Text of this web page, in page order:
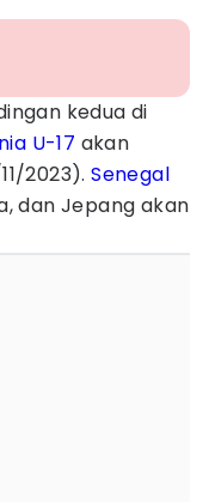
kedua di
U-17 akan
2023).Senegal
dan Jepang akan